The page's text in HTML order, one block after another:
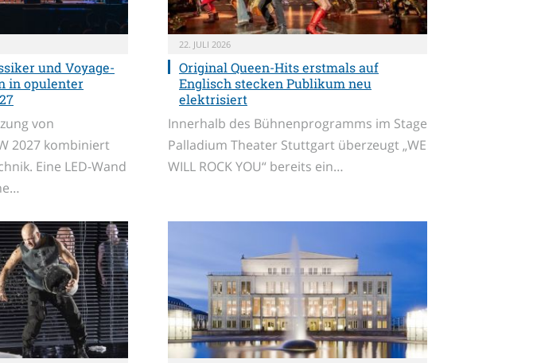
und Voyage-
in opulenter
von
2027 kombiniert
Eine LED-Wand
22. JULI 2026
Original Queen-Hits erstmals auf
Englisch stecken Publikum neu
elektrisiert
Innerhalb des Bühnenprogramms im Stage
Palladium Theater Stuttgart überzeugt „WE
WILL ROCK YOU“ bereits ein…